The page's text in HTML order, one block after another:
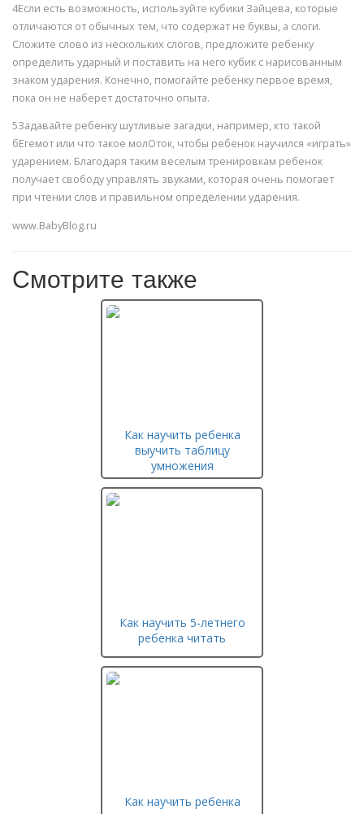
4Если есть возможность, используйте кубики Зайцева, которые
отличаются от обычных тем, что содержат не буквы, а слоги.
Сложите слово из нескольких слогов, предложите ребенку
определить ударный и поставить на него кубик с нарисованным
знаком ударения. Конечно, помогайте ребенку первое время,
пока он не наберет достаточно опыта.
5Задавайте ребенку шутливые загадки, например, кто такой
бЕгемот или что такое молОток, чтобы ребенок научился «играть»
ударением. Благодаря таким веселым тренировкам ребенок
получает свободу управлять звуками, которая очень помогает
при чтении слов и правильном определении ударения.
www.BabyBlog.ru
Смотрите также
Как научить ребенка
выучить таблицу
умножения
Как научить 5-летнего
ребенка читать
Как научить ребенка